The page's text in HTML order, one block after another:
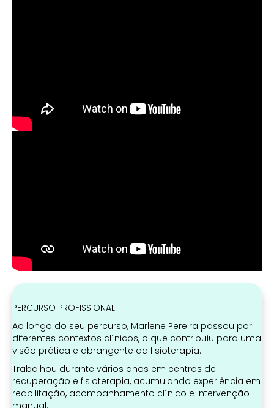
PERCURSO PROFISSIONAL
Ao longo do seu percurso, Marlene Pereira passou por
diferentes contextos clínicos, o que contribuiu para uma
visão prática e abrangente da fisioterapia.
Trabalhou durante vários anos em centros de
recuperação e fisioterapia, acumulando experiência em
reabilitação, acompanhamento clínico e intervenção